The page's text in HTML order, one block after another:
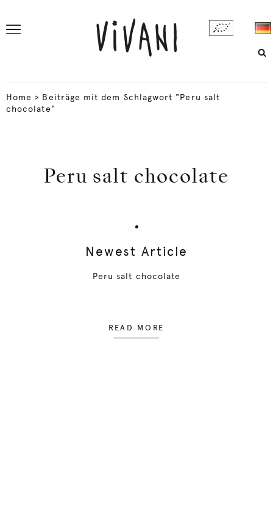
Home > Beiträge mit dem Schlagwort "Peru salt
chocolate"
Peru salt chocolate
Newest Article
Peru salt chocolate
READ MORE